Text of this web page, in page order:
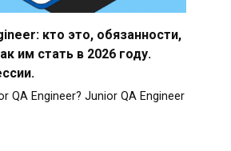
кто это, обязанности,
им стать в 2026 году.
QA Engineer? Junior QA Engineer